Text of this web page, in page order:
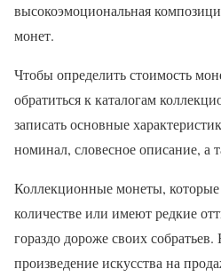
высокоэмоциональная
монет.
Чтобы определить стоимость
обратиться к каталогам
записать основные
номинал, словесное описание, а
Коллекционные монеты,
количестве или имеют редкие
гораздо дороже своих
произведение искусства на